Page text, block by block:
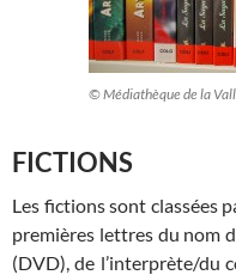
© Médiathèque de la
FICTIONS
Les fictions sont classées
premières lettres du nom
(DVD), de l’interprète/du